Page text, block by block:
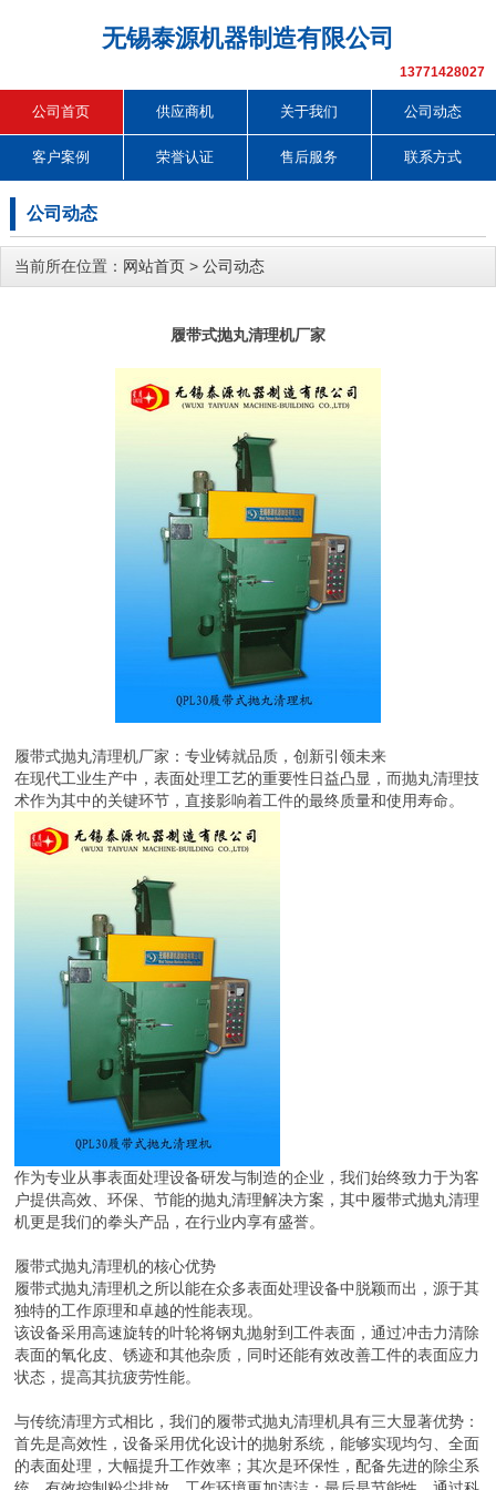
无锡泰源机器制造有限公司
13771428027
公司首页 供应商机 关于我们 公司动态
客户案例 荣誉认证 售后服务 联系方式
公司动态
当前所在位置： 网站首页 > 公司动态
履带式抛丸清理机厂家
履带式抛丸清理机厂家：专业铸就品质，创新引领未来
在现代工业生产中，表面处理工艺的重要性日益凸显，而抛丸清理技
术作为其中的关键环节，直接影响着工件的最终质量和使用寿命。
作为专业从事表面处理设备研发与制造的企业，我们始终致力于为客
户提供高效、环保、节能的抛丸清理解决方案，其中履带式抛丸清理
机更是我们的拳头产品，在行业内享有盛誉。
履带式抛丸清理机的核心优势
履带式抛丸清理机之所以能在众多表面处理设备中脱颖而出，源于其
独特的工作原理和卓越的性能表现。
该设备采用高速旋转的叶轮将钢丸抛射到工件表面，通过冲击力清除
表面的氧化皮、锈迹和其他杂质，同时还能有效改善工件的表面应力
状态，提高其抗疲劳性能。
与传统清理方式相比，我们的履带式抛丸清理机具有三大显著优势：
首先是高效性，设备采用优化设计的抛射系统，能够实现均匀、全面
的表面处理，大幅提升工作效率；其次是环保性，配备先进的除尘系